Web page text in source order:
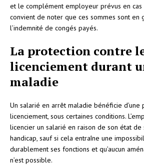
et le complément employeur prévus en cas
convient de noter que ces sommes sont en
l’indemnité de congés payés.
La protection contre
licenciement durant
maladie
Un salarié en arrêt maladie bénéficie
licenciement, sous certaines conditions.
licencier un salarié en raison de son état de
handicap, sauf si cela entraîne une
durablement ses fonctions et qu’aucun
n’est possible.